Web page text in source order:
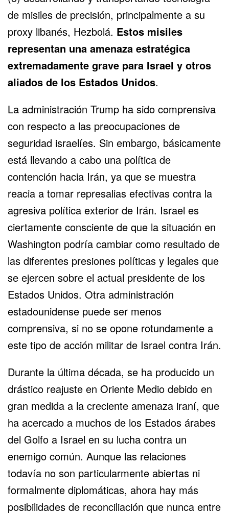
de misiles de precisión, principalmente a su
proxy libanés, Hezbolá. Estos misiles
representan una amenaza estratégica
extremadamente grave para Israel y otros
aliados de los Estados Unidos.
La administración Trump ha sido comprensiva
con respecto a las preocupaciones de
seguridad israelíes. Sin embargo, básicamente
está llevando a cabo una política de
contención hacia Irán, ya que se muestra
reacia a tomar represalias efectivas contra la
agresiva política exterior de Irán. Israel es
ciertamente consciente de que la situación en
Washington podría cambiar como resultado de
las diferentes presiones políticas y legales que
se ejercen sobre el actual presidente de los
Estados Unidos. Otra administración
estadounidense puede ser menos
comprensiva, si no se opone rotundamente a
este tipo de acción militar de Israel contra Irán.
Durante la última década, se ha producido un
drástico reajuste en Oriente Medio debido en
gran medida a la creciente amenaza iraní, que
ha acercado a muchos de los Estados árabes
del Golfo a Israel en su lucha contra un
enemigo común. Aunque las relaciones
todavía no son particularmente abiertas ni
formalmente diplomáticas, ahora hay más
posibilidades de reconciliación que nunca entre